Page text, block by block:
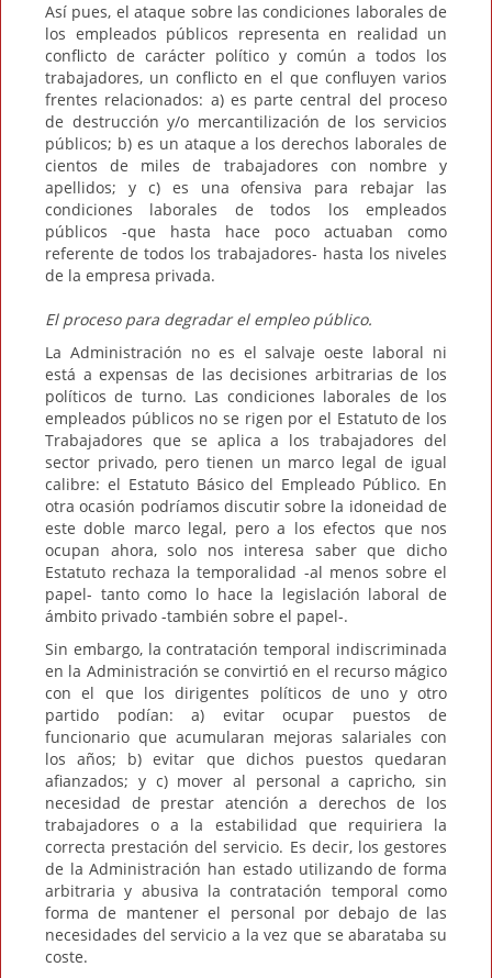
Así pues, el ataque sobre las condiciones laborales de
los empleados públicos representa en realidad un
conflicto de carácter político y común a todos los
trabajadores, un conflicto en el que confluyen varios
frentes relacionados: a) es parte central del proceso
de destrucción y/o mercantilización de los servicios
públicos; b) es un ataque a los derechos laborales de
cientos de miles de trabajadores con nombre y
apellidos; y c) es una ofensiva para rebajar las
condiciones laborales de todos los empleados
públicos -que hasta hace poco actuaban como
referente de todos los trabajadores- hasta los niveles
de la empresa privada.
El proceso para degradar el empleo público.
La Administración no es el salvaje oeste laboral ni
está a expensas de las decisiones arbitrarias de los
políticos de turno. Las condiciones laborales de los
empleados públicos no se rigen por el Estatuto de los
Trabajadores que se aplica a los trabajadores del
sector privado, pero tienen un marco legal de igual
calibre: el Estatuto Básico del Empleado Público. En
otra ocasión podríamos discutir sobre la idoneidad de
este doble marco legal, pero a los efectos que nos
ocupan ahora, solo nos interesa saber que dicho
Estatuto rechaza la temporalidad -al menos sobre el
papel- tanto como lo hace la legislación laboral de
ámbito privado -también sobre el papel-.
Sin embargo, la contratación temporal indiscriminada
en la Administración se convirtió en el recurso mágico
con el que los dirigentes políticos de uno y otro
partido podían: a) evitar ocupar puestos de
funcionario que acumularan mejoras salariales con
los años; b) evitar que dichos puestos quedaran
afianzados; y c) mover al personal a capricho, sin
necesidad de prestar atención a derechos de los
trabajadores o a la estabilidad que requiriera la
correcta prestación del servicio. Es decir, los gestores
de la Administración han estado utilizando de forma
arbitraria y abusiva la contratación temporal como
forma de mantener el personal por debajo de las
necesidades del servicio a la vez que se abarataba su
coste.